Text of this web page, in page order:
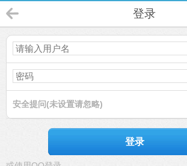
登录
安全提问(未设置请忽略)
登录